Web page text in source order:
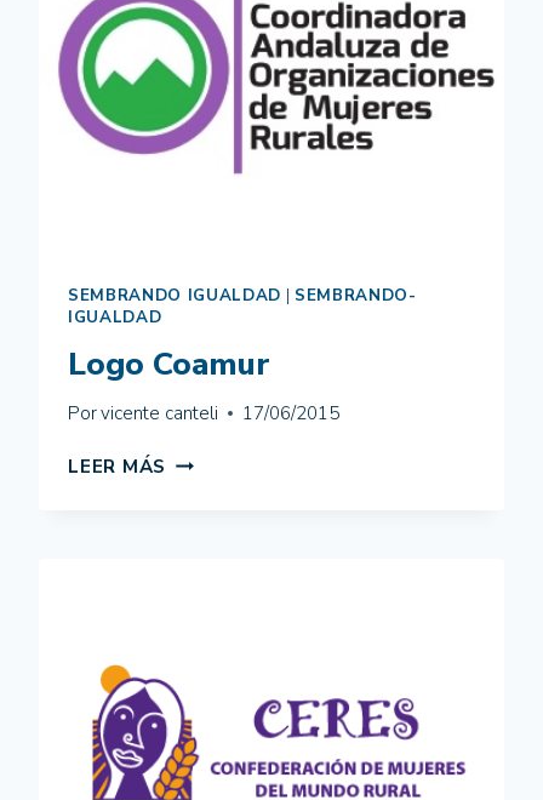
SEMBRANDO IGUALDAD
SEMBRANDO-
IGUALDAD
Logo Coamur
Porvicente canteli 17/06/2015
LEER MÁS LOGO